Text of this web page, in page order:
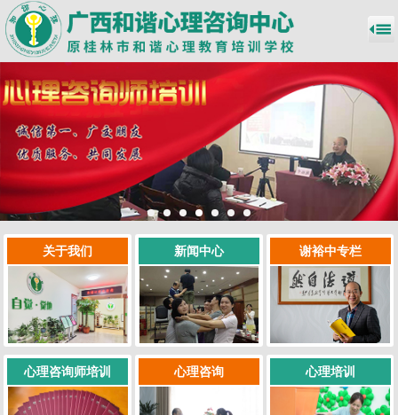
关于我们 新闻中心 谢裕中专栏
心理咨询师培训 心理咨询 心理培训